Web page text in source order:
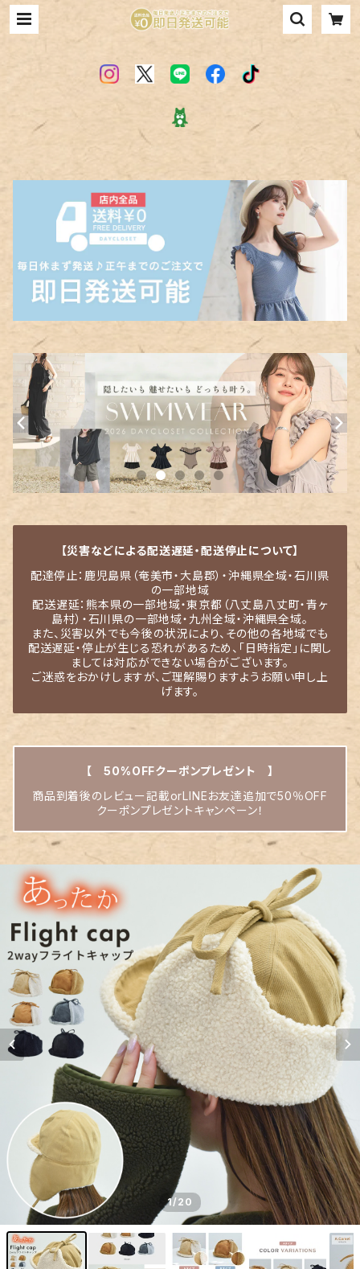
【災害などによる配送遅延・配送停止について】
配達停止：鹿児島県（奄美市・大島郡）・沖縄県全域・石川県
の一部地域
配送遅延：熊本県の一部地域・東京都（八丈島八丈町・青ヶ
島村）・石川県の一部地域・九州全域・沖縄県全域。
また、災害以外でも今後の状況により、その他の各地域でも
配送遅延・停止が生じる恐れがあるため、「日時指定」に関し
ましては対応ができない場合がございます。
ご迷惑をおかけしますが、ご理解賜りますようお願い申し上
げます。
【 50%OFFクーポンプレゼント 】
商品到着後のレビュー記載orLINEお友達追加で50％OFF
クーポンプレゼントキャンペーン！
1/20